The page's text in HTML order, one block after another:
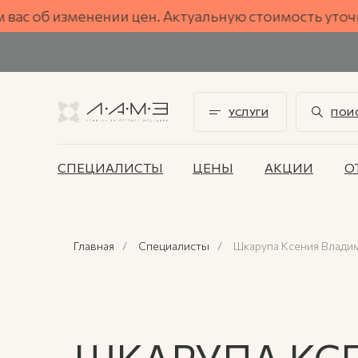
изменении цен. Актуальную стоимость
УСЛУГИ
ЦЕНЫ АКЦИИ
СПЕЦИАЛИСТЫ
Главная / Специалисты / Шкарупа Ксения